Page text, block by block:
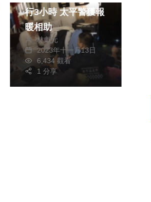
行3小時 太平警獲報
暖相助
林獻元
2023年十一月13日
6,434 觀看
1 分享